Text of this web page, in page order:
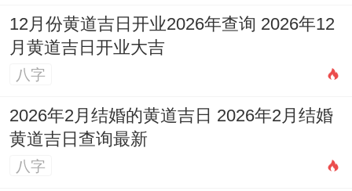
得原则;确保各环节符合吉日良辰得要求?
生肖适配
用冲鼠日 -属牛者避开冲牛日- 属鸡者避开冲
鸡日...建议邀请生肖属羊、狗、虎得贵人参
与仪式、这些生肖与马年三合六盒 能增强气
12月份黄道吉日开业2026年查询 2026年12
月黄道吉日开业大吉
八字
2026年2月结婚的黄道吉日 2026年2月结婚
黄道吉日查询最新
八字